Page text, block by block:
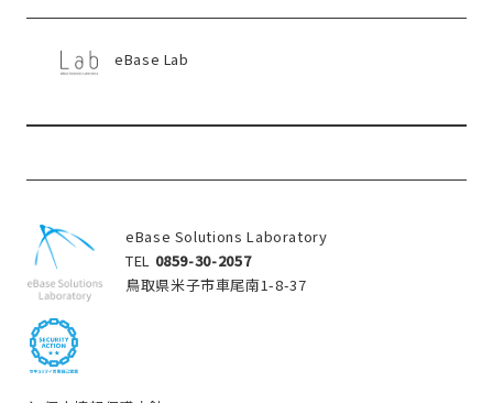
eBase Lab
eBase Solutions Laboratory
TEL 0859-30-2057
鳥取県米子市車尾南1-8-37